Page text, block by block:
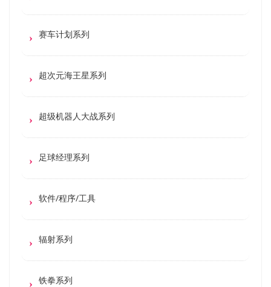
赛车计划系列
超次元海王星系列
超级机器人大战系列
足球经理系列
软件/程序/工具
辐射系列
铁拳系列